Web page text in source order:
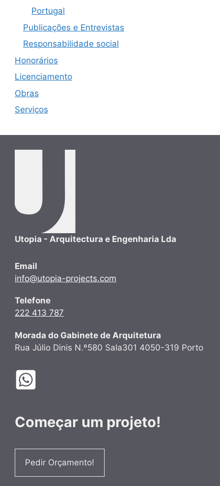
Portugal
Publicações e Entrevistas
Responsabilidade social
Honorários
Licenciamento
Obras
Serviços
Utopia - Arquitectura e Engenharia Lda
Email
info@utopia-projects.com
Telefone
222 413 787
Morada do Gabinete de Arquitetura
Rua Júlio Dinis N.º580 Sala301 4050-319 Porto
Começar um projeto!
Pedir Orçamento!